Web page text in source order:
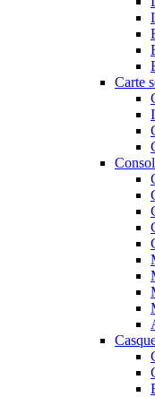
Carte